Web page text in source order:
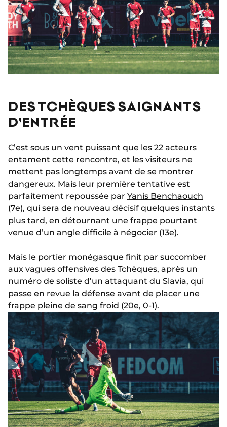
DES TCHÈQUES SAIGNANTS
D'ENTRÉE
C’est sous un vent puissant que les 22 acteurs
entament cette rencontre, et les visiteurs ne
mettent pas longtemps avant de se montrer
dangereux. Mais leur première tentative est
parfaitement repoussée par Yanis Benchaouch
(7e), qui sera de nouveau décisif quelques instants
plus tard, en détournant une frappe pourtant
venue d’un angle difficile à négocier (13e).
Mais le portier monégasque finit par succomber
aux vagues offensives des Tchèques, après un
numéro de soliste d’un attaquant du Slavia, qui
passe en revue la défense avant de placer une
frappe pleine de sang froid (20e, 0-1).